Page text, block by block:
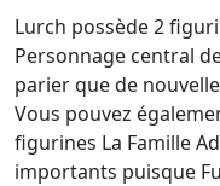
Lurch possède 2
Personnage central
parier que de
Vous pouvez
figurines La Famille
importants puisque